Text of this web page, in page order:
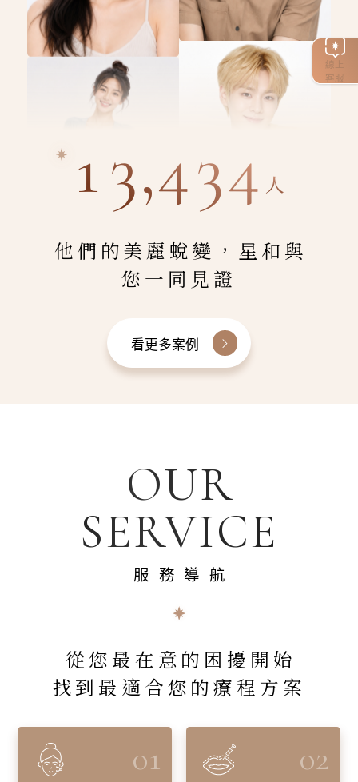
線上
客服
13,434 人
他們的美麗蛻變，星和與
您一同見證
看更多案例
OUR
SERVICE
服務導航
從您最在意的困擾開始
找到最適合您的療程方案
01 02